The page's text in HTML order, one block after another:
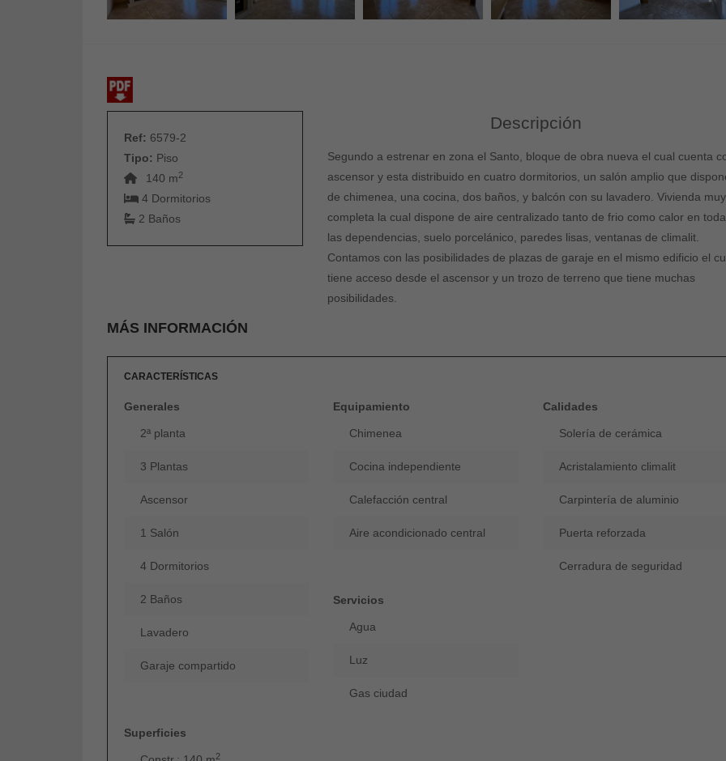
Ref: 6579-2
Tipo: Piso
140 m2
4 Dormitorios
2 Baños
Descripción
Segundo a estrenar en zona el Santo, bloque de obra nueva el cual cuenta
ascensor y esta distribuido en cuatro dormitorios, un salón amplio que
de chimenea, una cocina, dos baños, y balcón con su lavadero. Vivienda muy
completa la cual dispone de aire centralizado tanto de frio como calor en
las dependencias, suelo porcelánico, paredes lisas, ventanas de climalit.
Contamos con las posibilidades de plazas de garaje en el mismo edificio el
tiene acceso desde el ascensor y un trozo de terreno que tiene muchas
posibilidades.
MÁS INFORMACIÓN
CARACTERÍSTICAS
Generales
2ª planta
3 Plantas
Ascensor
1 Salón
4 Dormitorios
2 Baños
Lavadero
Garaje compartido
Superficies
2
Equipamiento
Chimenea
Cocina independiente
Calefacción central
Aire acondicionado central
Servicios
Agua
Luz
Gas ciudad
Calidades
Solería de cerámica
Acristalamiento climalit
Carpintería de aluminio
Puerta reforzada
Cerradura de seguridad